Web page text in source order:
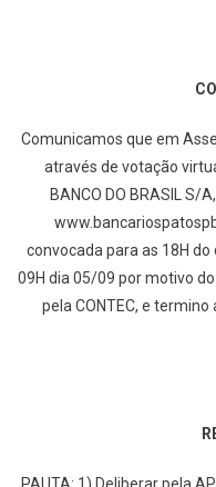
Comunicamos que em
através de votação
BANCO DO BRASIL S/
convocada para as 18H
09H dia 05/09 por motivo
pela CONTEC, e